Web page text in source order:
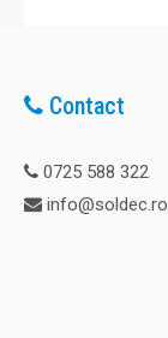
Contact
0725 588 322
info@soldec.ro